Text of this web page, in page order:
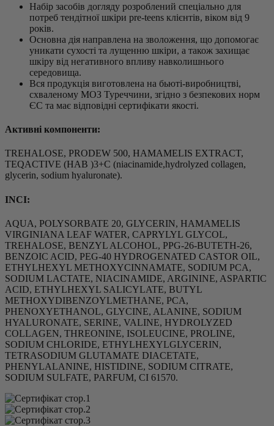
Набір засобів догляду розроблений спеціально для
потреб тендітної шкіри pre-teens клієнтів, віком від 9
років.
Основна дія направлена на зволоження, що допомогає
уникати сухості та лущенню шкіри, а також захищає
шкіру від негативного впливу навколишнього
середовища.
Вся продукція виготовлена на бьюті-виробництві,
схваленому МОЗ Туреччини, згідно з безпекових норм
ЄС та має відповідні сертифікати якості.
Активні компоненти:
TREHALOSE, PRODEW 500, HAMAMELIS EXTRACT,
TEQACTIVE (HAB )3+C (niacinamide,hydrolyzed collagen,
glycerin, sodium hyaluronate).
INCI:
AQUA, POLYSORBATE 20, GLYCERIN, HAMAMELIS
VIRGINIANA LEAF WATER, CAPRYLYL GLYCOL,
TREHALOSE, BENZYL ALCOHOL, PPG-26-BUTETH-26,
BENZOIC ACID, PEG-40 HYDROGENATED CASTOR OIL,
ETHYLHEXYL METHOXYCINNAMATE, SODIUM PCA,
SODIUM LACTATE, NIACINAMIDE, ARGININE, ASPARTIC
ACID, ETHYLHEXYL SALICYLATE, BUTYL
METHOXYDIBENZOYLMETHANE, PCA,
PHENOXYETHANOL, GLYCINE, ALANINE, SODIUM
HYALURONATE, SERINE, VALINE, HYDROLYZED
COLLAGEN, THREONINE, ISOLEUCINE, PROLINE,
SODIUM CHLORIDE, ETHYLHEXYLGLYCERIN,
TETRASODIUM GLUTAMATE DIACETATE,
PHENYLALANINE, HISTIDINE, SODIUM CITRATE,
SODIUM SULFATE, PARFUM, CI 61570.